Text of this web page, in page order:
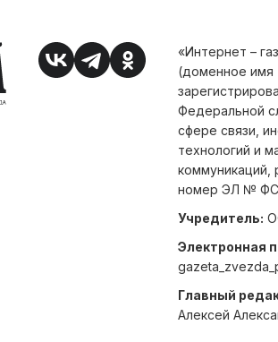
«Интернет –
(доменное имя
Федеральной
сфере связи,
технологий и
коммуникаций,
номер ЭЛ № ФС
Учредитель:
Электронная
Главный
Алексей